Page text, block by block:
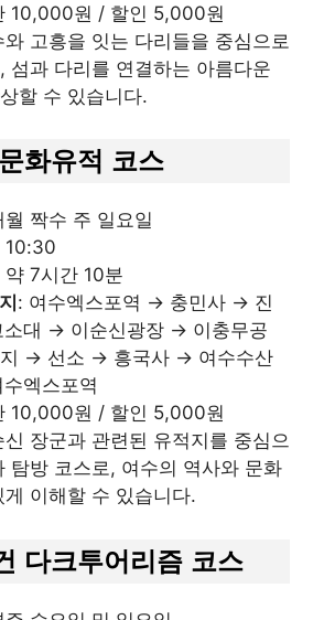
10,000원 / 할인 5,000원
와 고흥을 잇는 다리들을 중심으로
섬과 다리를 연결하는 아름다운
할 수 있습니다.
화유적 코스
월 짝수 주 일요일
10:30
약 7시간 10분
: 여수엑스포역 → 충민사 → 진
대 → 이순신광장 → 이충무공
지 → 선소 → 흥국사 → 여수수산
엑스포역
10,000원 / 할인 5,000원
신 장군과 관련된 유적지를 중심으
탐방 코스로, 여수의 역사와 문화
게 이해할 수 있습니다.
다크투어리즘 코스